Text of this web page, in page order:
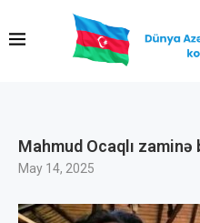
Mahmud Ocaqlı zaminə
May 14, 2025